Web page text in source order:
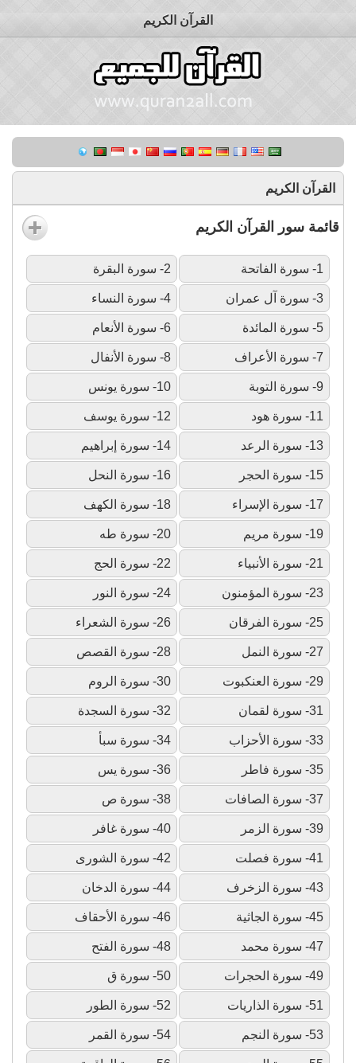
القرآن الكريم
القرآن الكريم
قائمة سور القرآن الكريم
1- سورة الفاتحة 2- سورة البقرة
3- سورة آل عمران 4- سورة النساء
5- سورة المائدة 6- سورة الأنعام
7- سورة الأعراف 8- سورة الأنفال
9- سورة التوبة 10- سورة يونس
11- سورة هود 12- سورة يوسف
13- سورة الرعد 14- سورة إبراهيم
15- سورة الحجر 16- سورة النحل
17- سورة الإسراء 18- سورة الكهف
19- سورة مريم 20- سورة طه
21- سورة الأنبياء 22- سورة الحج
23- سورة المؤمنون 24- سورة النور
25- سورة الفرقان 26- سورة الشعراء
27- سورة النمل 28- سورة القصص
29- سورة العنكبوت 30- سورة الروم
31- سورة لقمان 32- سورة السجدة
33- سورة الأحزاب 34- سورة سبأ
35- سورة فاطر 36- سورة يس
37- سورة الصافات 38- سورة ص
39- سورة الزمر 40- سورة غافر
41- سورة فصلت 42- سورة الشورى
43- سورة الزخرف 44- سورة الدخان
45- سورة الجاثية 46- سورة الأحقاف
47- سورة محمد 48- سورة الفتح
49- سورة الحجرات 50- سورة ق
51- سورة الذاريات 52- سورة الطور
53- سورة النجم 54- سورة القمر